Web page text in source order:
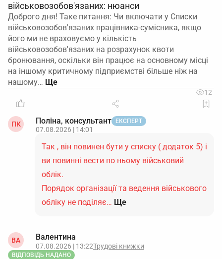
військовозобов'язаних: нюанси
Доброго дня! Таке питання: Чи включати у Списки
військовозобов'язаних працівника-сумісника, якщо
його ми не враховуємо у кількість
військовозобов'язаних на розрахунок квоти
бронювання, оскільки він працює на основному місці
на іншому критичному підприємстві більше ніж на
нашому…
12
ПК Поліна, консультант ЕКСПЕРТ
07.08.2026 | 14:01
Так , він повинен бути у списку ( додаток 5) і
ви повинні вести по ньому військовий
облік.
Порядок організації та ведення військового
обліку не поділяє… Ще
ВА Валентина
07.08.2026 | 13:22Трудові книжки
ВІДПОВІДЬ НАДАНО